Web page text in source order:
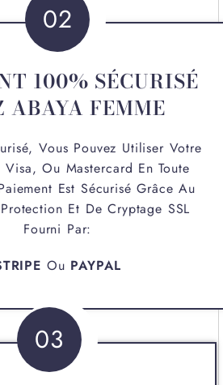
02
100% SÉCURISÉ
ABAYA FEMME
Vous Pouvez Utiliser Votre
Visa, Ou Mastercard En Toute
Est Sécurisé Grâce Au
Et De Cryptage SSL
Fourni Par:
Ou PAYPAL
03